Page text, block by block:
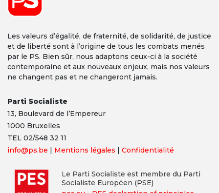
Les valeurs d’égalité, de fraternité, de solidarité, de justice
et de liberté sont à l’origine de tous les combats menés
par le PS. Bien sûr, nous adaptons ceux-ci à la société
contemporaine et aux nouveaux enjeux, mais nos valeurs
ne changent pas et ne changeront jamais.
Parti Socialiste
13, Boulevard de l’Empereur
1000 Bruxelles
TEL 02/548 32 11
info@ps.be | Mentions légales | Confidentialité
Le Parti Socialiste est membre du Parti
Socialiste Européen (PSE)